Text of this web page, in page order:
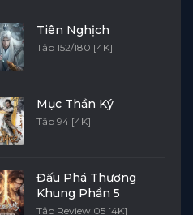
Tiên Nghịch
Tập 152/180 [4K]
Mục Thần Ký
Tập 94 [4K]
Đấu Phá Thương
Khung Phần 5
Tập Review 05 [4K]